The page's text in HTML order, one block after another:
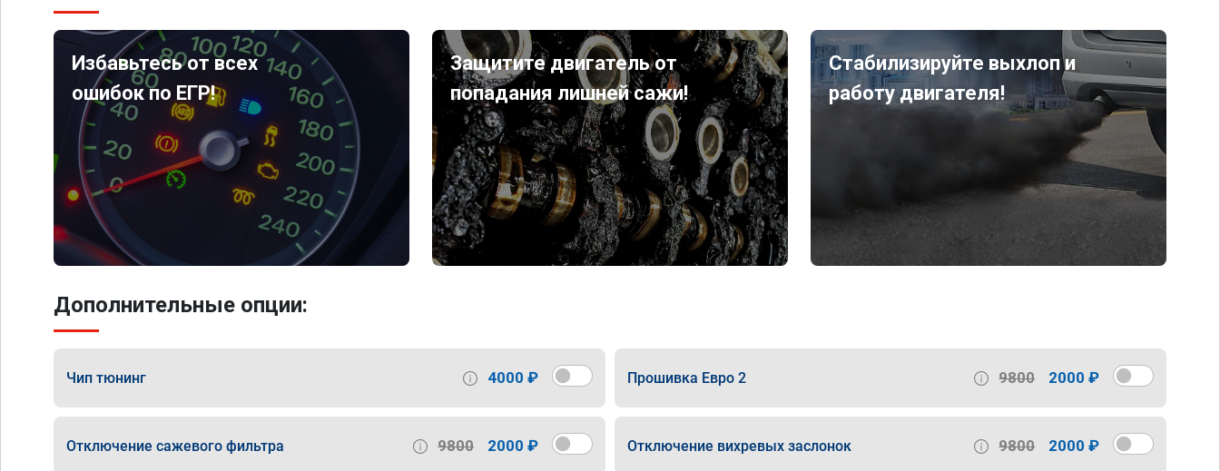
Избавьтесь от всех
ошибок по ЕГР!
Защитите двигатель от
попадания лишней сажи!
Стабилизируйте выхлоп и
работу двигателя!
Дополнительные опции:
Чип тюнинг 4000 ₽ Прошивка Евро 2 9800 2000 ₽
Отключение сажевого фильтра 9800 2000 ₽ Отключение вихревых заслонок 9800 2000 ₽